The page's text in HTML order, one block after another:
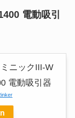
電動吸引
ニックIII-W
電動吸引器